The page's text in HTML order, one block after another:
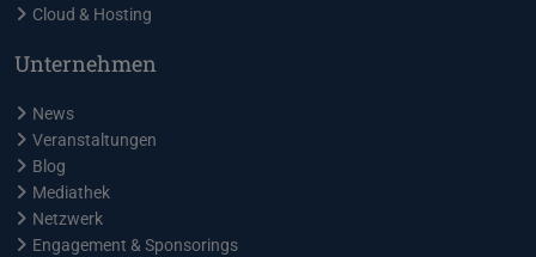
Cloud & Hosting
Unternehmen
News
Veranstaltungen
Blog
Mediathek
Netzwerk
Engagement & Sponsorings